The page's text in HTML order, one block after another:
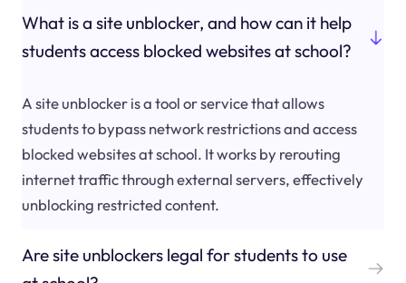
What is a site unblocker, and how can it help
students access blocked websites at school?
A site unblocker is a tool or service that allows
students to bypass network restrictions and access
blocked websites at school. It works by rerouting
internet traffic through external servers, effectively
unblocking restricted content.
Are site unblockers legal for students to use